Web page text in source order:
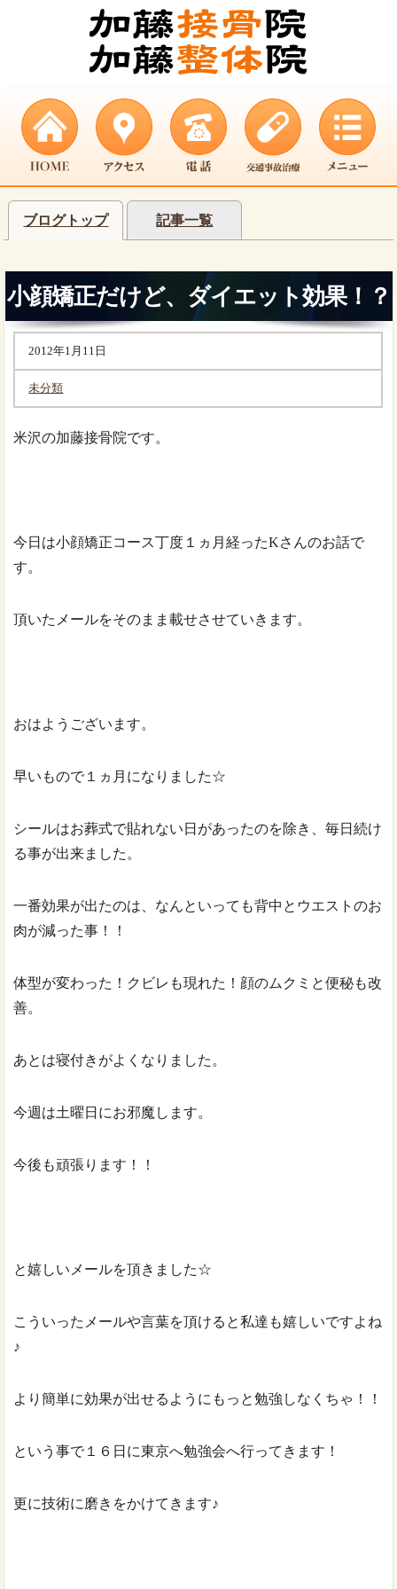
ブログトップ 記事一覧
小顔矯正だけど、ダイエット効果！？
2012年1月11日
未分類
米沢の加藤接骨院です。
今日は小顔矯正コース丁度１ヵ月経ったKさんのお話で
す。
頂いたメールをそのまま載せさせていきます。
おはようございます。
早いもので１ヵ月になりました☆
シールはお葬式で貼れない日があったのを除き、毎日続け
る事が出来ました。
一番効果が出たのは、なんといっても背中とウエストのお
肉が減った事！！
体型が変わった！クビレも現れた！顔のムクミと便秘も改
善。
あとは寝付きがよくなりました。
今週は土曜日にお邪魔します。
今後も頑張ります！！
と嬉しいメールを頂きました☆
こういったメールや言葉を頂けると私達も嬉しいですよね
♪
より簡単に効果が出せるようにもっと勉強しなくちゃ！！
という事で１６日に東京へ勉強会へ行ってきます！
更に技術に磨きをかけてきます♪